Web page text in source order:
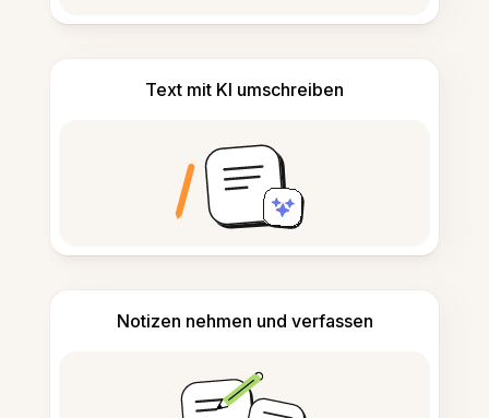
Text mit KI umschreiben
Notizen nehmen und verfassen